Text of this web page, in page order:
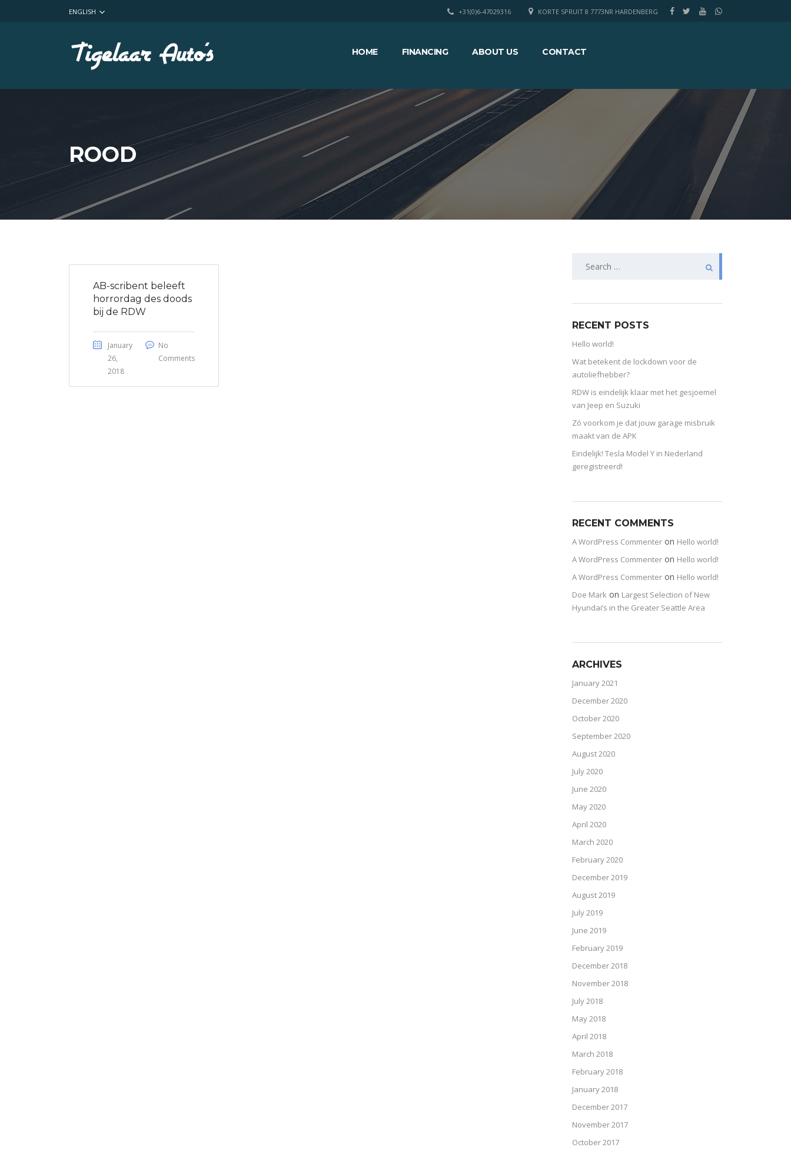
ENGLISH KORTE SPRUIT 8 7773NR HARDENBERG
+31(0)6-47029316
HOME FINANCING ABOUT US CONTACT
ROOD
AB-scribent beleeft
horrordag des doods
bij de RDW
January
26,
2018
No
Comments
RECENT POSTS
Hello world!
Wat betekent de lockdown voor de
autoliefhebber?
RDW is eindelijk klaar met het gesjoemel
van Jeep en Suzuki
Zó voorkom je dat jouw garage misbruik
maakt van de APK
Eindelijk! Tesla Model Y in Nederland
geregistreerd!
RECENT COMMENTS
A WordPress Commenter on Hello world!
A WordPress Commenter on Hello world!
A WordPress Commenter on Hello world!
Doe Mark on Largest Selection of New
Hyundai’s in the Greater Seattle Area
ARCHIVES
January 2021
December 2020
October 2020
September 2020
August 2020
July 2020
June 2020
May 2020
April 2020
March 2020
February 2020
December 2019
August 2019
July 2019
June 2019
February 2019
December 2018
November 2018
July 2018
May 2018
April 2018
March 2018
February 2018
January 2018
December 2017
November 2017
October 2017